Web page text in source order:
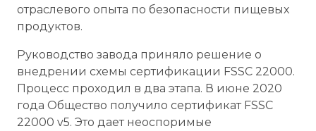
отраслевого опыта по безопасности пищевых
продуктов.
Руководство завода приняло решение о
внедрении схемы сертификации FSSC 22000.
Процесс проходил в два этапа. В июне 2020
года Общество получило сертификат FSSC
22000 v5. Это дает неоспоримые